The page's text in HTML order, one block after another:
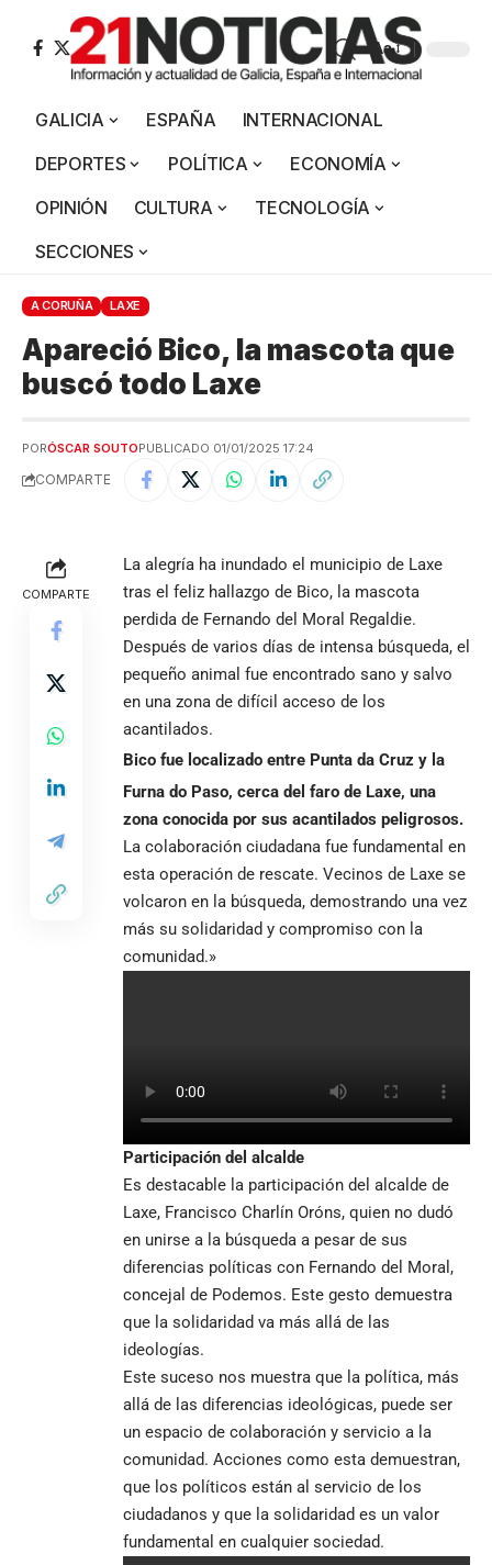
Aa
GALICIA ESPAÑA
INTERNACIONAL
DEPORTES
POLÍTICA
ECONOMÍA
OPINIÓN
CULTURA
TECNOLOGÍA
SECCIONES
A CORUÑA LAXE
Apareció Bico, la mascota que
buscó todo Laxe
PORÓSCAR SOUTOPUBLICADO 01/01/2025 17:24
COMPARTE
COMPARTE
La alegría ha inundado el municipio de Laxe
tras el feliz hallazgo de Bico, la mascota
perdida de Fernando del Moral Regaldie.
Después de varios días de intensa búsqueda, el
pequeño animal fue encontrado sano y salvo
en una zona de difícil acceso de los
acantilados.
Bico fue localizado entre Punta da Cruz y la
Furna do Paso, cerca del faro de Laxe, una
zona conocida por sus acantilados peligrosos.
La colaboración ciudadana fue fundamental en
esta operación de rescate. Vecinos de Laxe se
volcaron en la búsqueda, demostrando una vez
más su solidaridad y compromiso con la
comunidad.»
Participación del alcalde
Es destacable la participación del alcalde de
Laxe, Francisco Charlín Oróns, quien no dudó
en unirse a la búsqueda a pesar de sus
diferencias políticas con Fernando del Moral,
concejal de Podemos. Este gesto demuestra
que la solidaridad va más allá de las
ideologías.
Este suceso nos muestra que la política, más
allá de las diferencias ideológicas, puede ser
un espacio de colaboración y servicio a la
comunidad. Acciones como esta demuestran,
que los políticos están al servicio de los
ciudadanos y que la solidaridad es un valor
fundamental en cualquier sociedad.